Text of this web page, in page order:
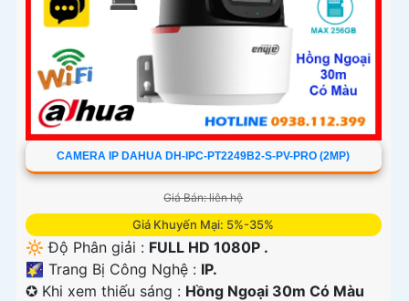
CAMERA IP DAHUA DH-IPC-PT2249B2-S-PV-PRO (2MP)
Giá Bán: liên hệ
Giá Khuyến Mại: 5%-35%
🔆 Độ Phân giải : FULL HD 1080P .
🌠 Trang Bị Công Nghệ : IP.
✪ Khi xem thiếu sáng : Hồng Ngoại 30m Có Màu